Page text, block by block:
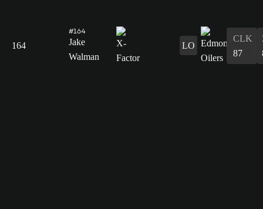
164
#164
Jake
Walman
LO
CLK
87